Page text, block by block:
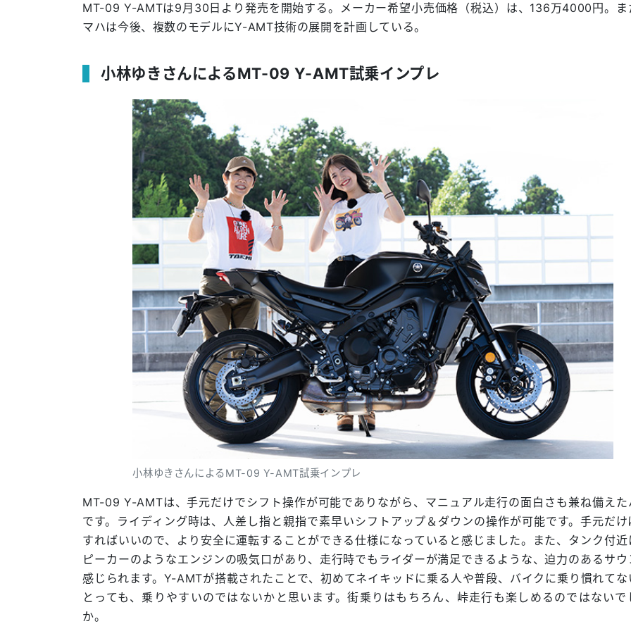
MT-09 Y-AMTは9月30日より発売を開始する。メーカー希望小売価格（税込）は、136万4000円。ま
マハは今後、複数のモデルにY-AMT技術の展開を計画している。
小林ゆきさんによるMT-09 Y-AMT試乗インプレ
小林ゆきさんによるMT-09 Y-AMT試乗インプレ
MT-09 Y-AMTは、手元だけでシフト操作が可能でありながら、マニュアル走行の面白さも兼ね備えた
です。ライディング時は、人差し指と親指で素早いシフトアップ＆ダウンの操作が可能です。手元だけ
すればいいので、より安全に運転することができる仕様になっていると感じました。また、タンク付近
ピーカーのようなエンジンの吸気口があり、走行時でもライダーが満足できるような、迫力のあるサウ
感じられます。Y-AMTが搭載されたことで、初めてネイキッドに乗る人や普段、バイクに乗り慣れてな
とっても、乗りやすいのではないかと思います。街乗りはもちろん、峠走行も楽しめるのではないで
か。